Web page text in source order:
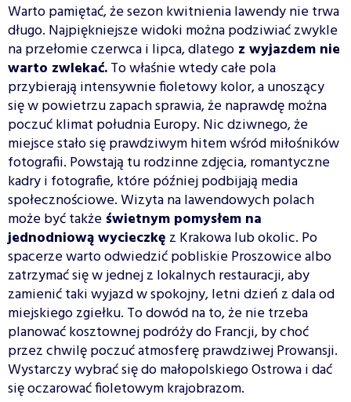
Warto pamiętać, że sezon kwitnienia lawendy nie trwa
długo. Najpiękniejsze widoki można podziwiać zwykle
na przełomie czerwca i lipca, dlatego z wyjazdem nie
warto zwlekać.To właśnie wtedy całe pola
przybierają intensywnie fioletowy kolor, a unoszący
się w powietrzu zapach sprawia, że naprawdę można
poczuć klimat południa Europy. Nic dziwnego, że
miejsce stało się prawdziwym hitem wśród miłośników
fotografii. Powstają tu rodzinne zdjęcia, romantyczne
kadry i fotografie, które później podbijają media
społecznościowe. Wizyta na lawendowych polach
może być także świetnym pomysłem na
jednodniową wycieczkę z Krakowa lub okolic. Po
spacerze warto odwiedzić pobliskie Proszowice albo
zatrzymać się w jednej z lokalnych restauracji, aby
zamienić taki wyjazd w spokojny, letni dzień z dala od
miejskiego zgiełku. To dowód na to, że nie trzeba
planować kosztownej podróży do Francji, by choć
przez chwilę poczuć atmosferę prawdziwej Prowansji.
Wystarczy wybrać się do małopolskiego Ostrowa i dać
się oczarować fioletowym krajobrazom.